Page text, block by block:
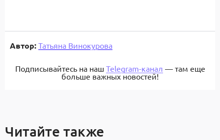
Автор: Татьяна Винокурова
Подписывайтесь на наш Telegram-канал — там еще
больше важных новостей!
Читайте также